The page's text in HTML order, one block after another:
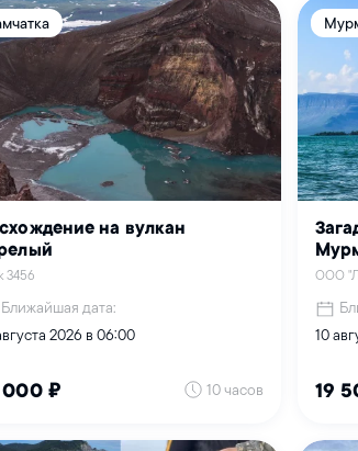
на вулкан
3456
Ближайшая дата:
2026 в 06:00
000 ₽ 10 часов
ООО
10
19